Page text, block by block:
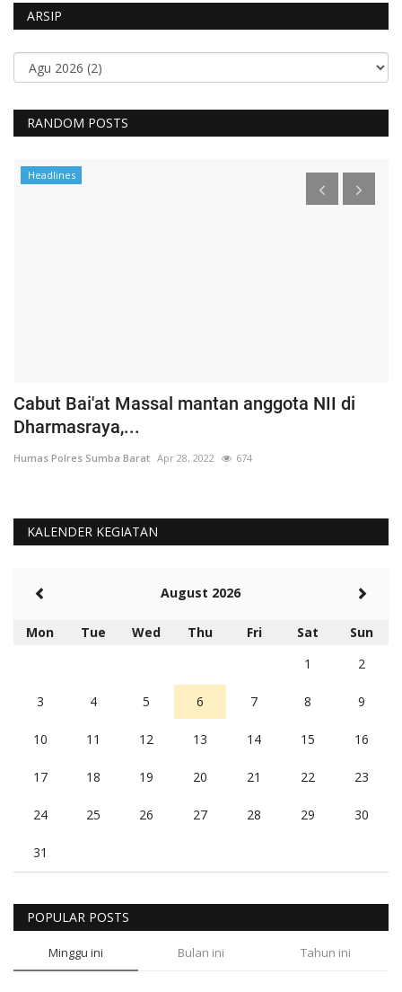
ARSIP
RANDOM POSTS
Headlines
Cabut Bai'at Massal mantan anggota NII di
Dharmasraya,...
Humas Polres Sumba Barat Apr 28, 2022 674
KALENDER KEGIATAN
August 2026
Mon Tue Wed Thu Fri Sat
Sun
1
2
3 4 5 6 7 8 9
10 11 12 13 14 15 16
17 18 19 20 21 22 23
24 25 26 27 28 29 30
31
POPULAR POSTS
Minggu ini Bulan ini Tahun ini